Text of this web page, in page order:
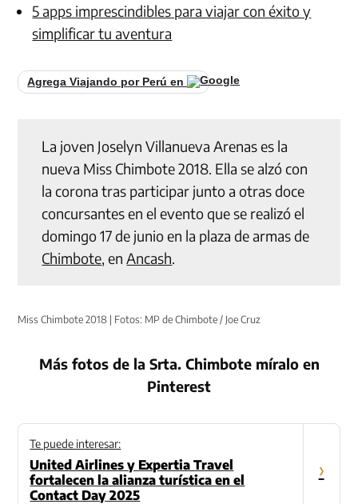
5 apps imprescindibles para viajar con éxito y
simplificar tu aventura
Agrega Viajando por Perú en
La joven Joselyn Villanueva Arenas es la
nueva Miss Chimbote 2018. Ella se alzó con
la corona tras participar junto a otras doce
concursantes en el evento que se realizó el
domingo 17 de junio en la plaza de armas de
Chimbote , en Ancash
Miss Chimbote 2018 | Fotos: MP de Chimbote / Joe Cruz
Más fotos de la Srta. Chimbote míralo en
Pinterest
Te puede interesar:
United Airlines y Expertia Travel
fortalecen la alianza turística en el
Contact Day 2025
›